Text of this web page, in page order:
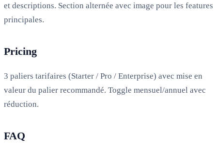
et descriptions. Section alternée avec image pour les features
principales.
Pricing
3 paliers tarifaires (Starter / Pro / Enterprise) avec mise en
valeur du palier recommandé. Toggle mensuel/annuel avec
réduction.
FAQ